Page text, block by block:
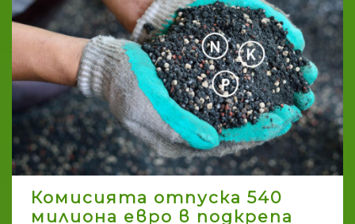
Комисията отпуска 540
милиона евро в подкрепа